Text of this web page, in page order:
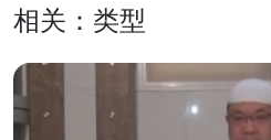
相关：类型